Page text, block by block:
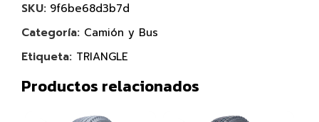
SKU: 9f6be68d3b7d
Categoría: Camión y Bus
Etiqueta: TRIANGLE
Productos relacionados